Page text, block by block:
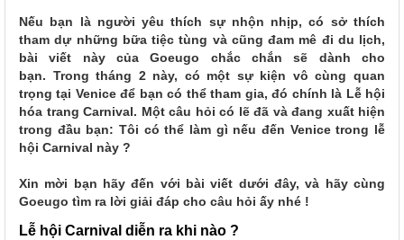
Nếu bạn là người yêu thích sự nhộn nhịp, có sở thích
tham dự những bữa tiệc tùng và cũng đam mê đi du lịch,
bài viết này của Goeugo chắc chắn sẽ dành cho
bạn. Trong tháng 2 này, có một sự kiện vô cùng quan
trọng tại Venice để bạn có thể tham gia, đó chính là Lễ hội
hóa trang Carnival. Một câu hỏi có lẽ đã và đang xuất hiện
trong đầu bạn: Tôi có thể làm gì nếu đến Venice trong lễ
hội Carnival này ?
Xin mời bạn hãy đến với bài viết dưới đây, và hãy cùng
Goeugo tìm ra lời giải đáp cho câu hỏi ấy nhé !
Lễ hội Carnival diễn ra khi nào ?